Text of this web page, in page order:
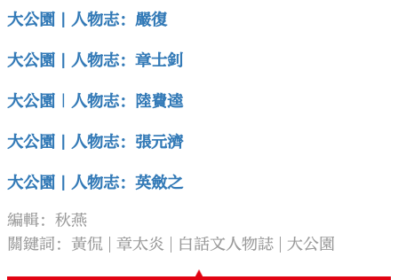
大公園 | 人物志：嚴復
大公園 | 人物志：章士釗
大公園｜人物志：陸費逵
大公園 | 人物志：張元濟
大公園 | 人物志：英斂之
編輯：秋燕
關鍵詞： 黃侃 章太炎 白話文人物誌 大公園